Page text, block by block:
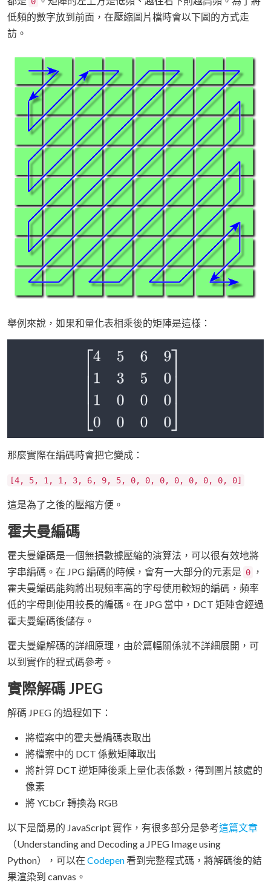
低頻的數字放到前面，在壓縮圖片檔時會以下圖的方式走
訪。
舉例來說，如果和量化表相乘後的矩陣是這樣：
那麼實際在編碼時會把它變成：
[4, 5, 1, 1, 3, 6, 9, 5, 0, 0, 0, 0, 0, 0, 0, 0]
這是為了之後的壓縮方便。
霍夫曼編碼
霍夫曼編碼是一個無損數據壓縮的演算法，可以很有效地將
字串編碼。在 JPG 編碼的時候，會有一大部分的元素是 0
，
霍夫曼編碼能夠將出現頻率高的字母使用較短的編碼，頻率
低的字母則使用較長的編碼。在 JPG 當中，DCT 矩陣會經過
霍夫曼編碼後儲存。
霍夫曼編解碼的詳細原理，由於篇幅關係就不詳細展開，可
以到實作的程式碼參考。
實際解碼 JPEG
解碼 JPEG 的過程如下：
將檔案中的霍夫曼編碼表取出
將檔案中的 DCT 係數矩陣取出
將計算 DCT 逆矩陣後乘上量化表係數，得到圖片該處的
像素
將 YCbCr 轉換為 RGB
以下是簡易的 JavaScript 實作，有很多部分是參考這篇文章
（Understanding and Decoding a JPEG Image using
Python），可以在 Codepen看到完整程式碼，將解碼後的結
果渲染到 canvas。